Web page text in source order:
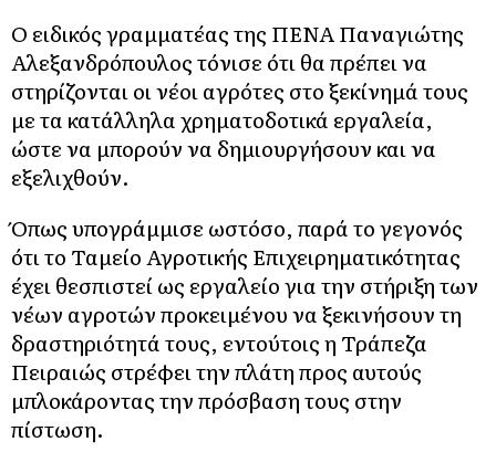
Ο ειδικός γραμματέας της ΠΕΝΑ Παναγιώτης
Αλεξανδρόπουλος τόνισε ότι θα πρέπει να
στηρίζονται οι νέοι αγρότες στο ξεκίνημά τους
με τα κατάλληλα χρηματοδοτικά εργαλεία,
ώστε να μπορούν να δημιουργήσουν και να
εξελιχθούν.
Όπως υπογράμμισε ωστόσο, παρά το γεγονός
ότι το Ταμείο Αγροτικής Επιχειρηματικότητας
έχει θεσπιστεί ως εργαλείο για την στήριξη των
νέων αγροτών προκειμένου να ξεκινήσουν τη
δραστηριότητά τους, εντούτοις η Τράπεζα
Πειραιώς στρέφει την πλάτη προς αυτούς
μπλοκάροντας την πρόσβαση τους στην
πίστωση.